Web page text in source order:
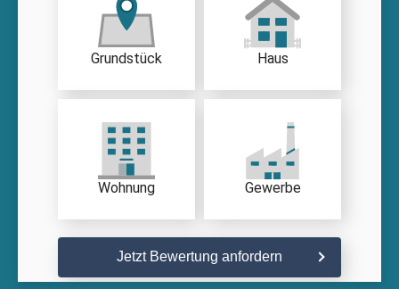
Grundstück Haus
Wohnung Gewerbe
Jetzt Bewertung anfordern